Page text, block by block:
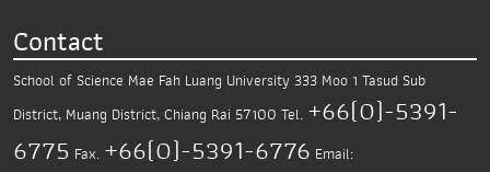
Contact
School of Science Mae Fah Luang University 333 Moo 1 Tasud Sub
District, Muang District, Chiang Rai 57100 Tel. +66(0)-5391-
6775 Fax. +66(0)-5391-6776 Email: